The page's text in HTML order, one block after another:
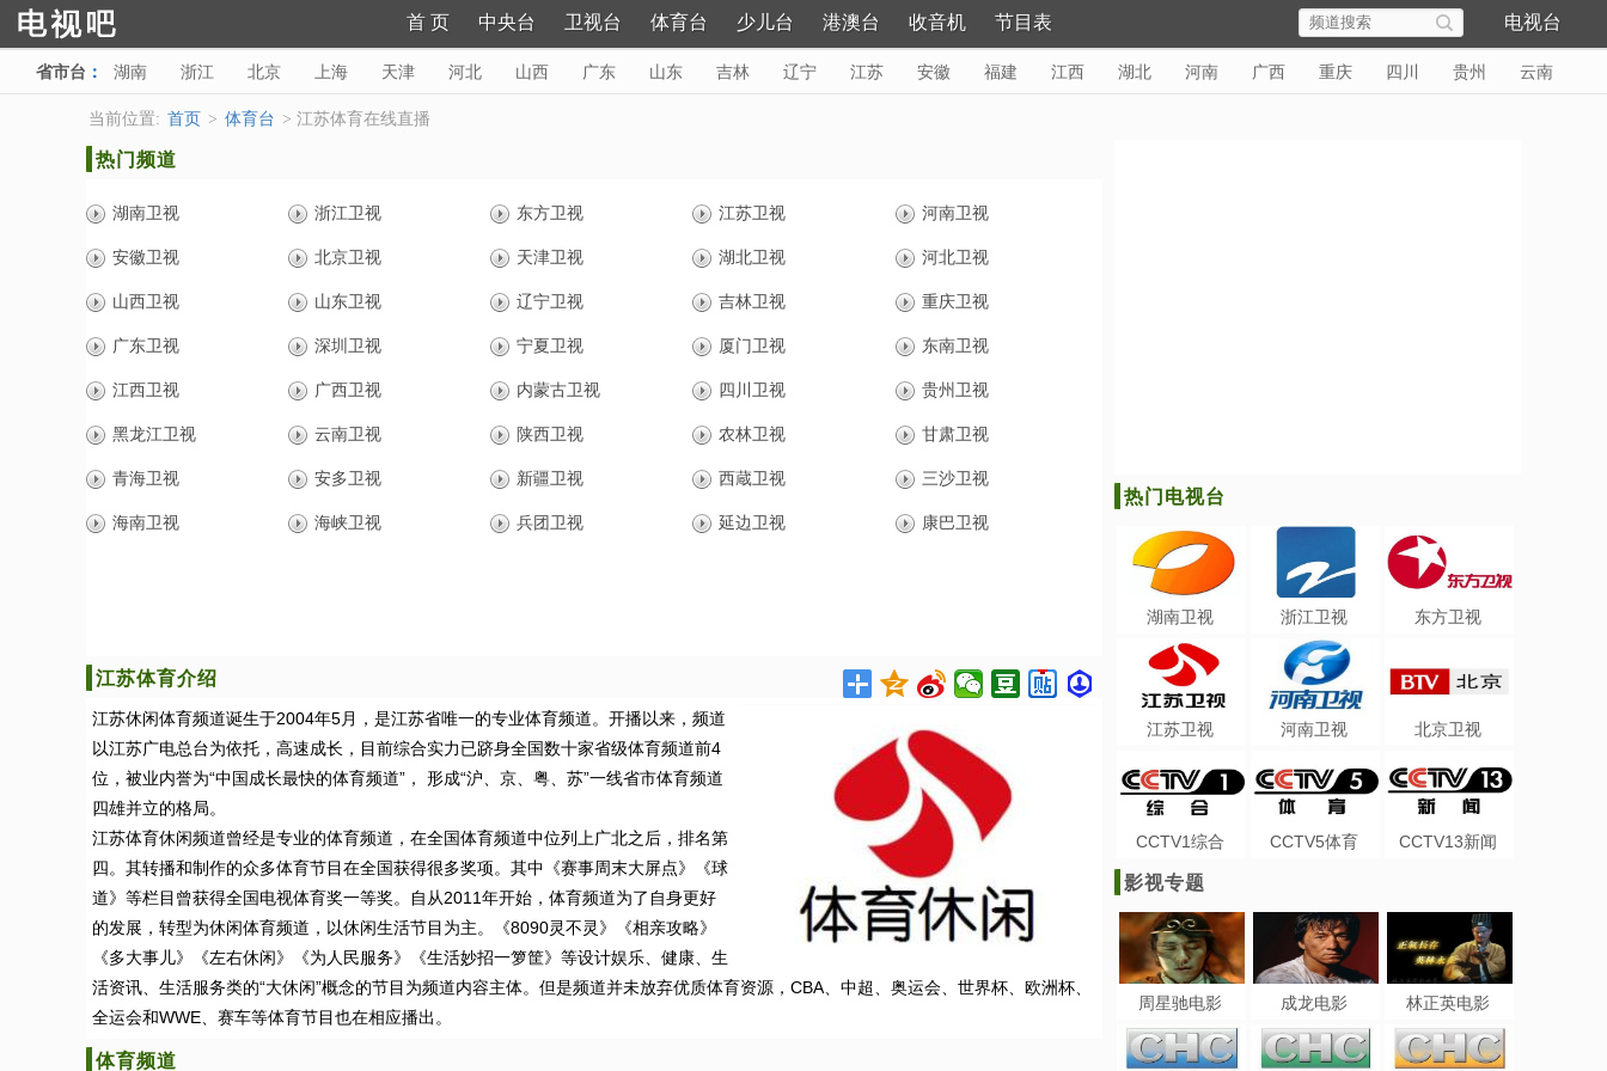
首 页 中央台 卫视台 体育台 少儿台 港澳台 收音机 节目表 电视台
省市台 ： 湖南 浙江 北京 上海 天津 河北 山西 广东 山东 吉林 辽宁 江苏 安徽 福建 江西 湖北 河南 广西 重庆 四川 贵州 云南
甘肃 青海 宁夏 新疆 海南
当前位置: 首页 > 体育台 > 江苏体育在线直播
热门频道
湖南卫视 浙江卫视 东方卫视 江苏卫视 河南卫视
安徽卫视 北京卫视 天津卫视 湖北卫视 河北卫视
山西卫视 山东卫视 辽宁卫视 吉林卫视 重庆卫视
广东卫视 深圳卫视 宁夏卫视 厦门卫视 东南卫视
江西卫视 广西卫视 内蒙古卫视 四川卫视 贵州卫视
黑龙江卫视 云南卫视 陕西卫视 农林卫视 甘肃卫视
青海卫视 安多卫视 新疆卫视 西蔵卫视 三沙卫视
海南卫视 海峡卫视 兵团卫视 延边卫视 康巴卫视
江苏体育介绍
江苏休闲体育频道诞生于2004年5月，是江苏省唯一的专业体育频道。开播以来，频道
以江苏广电总台为依托，高速成长，目前综合实力已跻身全国数十家省级体育频道前4
位，被业内誉为“中国成长最快的体育频道”， 形成“沪、京、粤、苏”一线省市体育频道
四雄并立的格局。
江苏体育休闲频道曾经是专业的体育频道，在全国体育频道中位列上广北之后，排名第
四。其转播和制作的众多体育节目在全国获得很多奖项。其中《赛事周末大屏点》《球
道》等栏目曾获得全国电视体育奖一等奖。自从2011年开始，体育频道为了自身更好
的发展，转型为休闲体育频道，以休闲生活节目为主。《8090灵不灵》《相亲攻略》
《多大事儿》《左右休闲》《为人民服务》《生活妙招一箩筐》等设计娱乐、健康、生
活资讯、生活服务类的“大休闲”概念的节目为频道内容主体。但是频道并未放弃优质体育资源，CBA、中超、奥运会、世界杯、欧洲杯、
全运会和WWE、赛车等体育节目也在相应播出。
体育频道
热门电视台
湖南卫视 浙江卫视 东方卫视
江苏卫视 河南卫视 北京卫视
CCTV1综合 CCTV5体育 CCTV13新闻
影视专题
周星驰电影 成龙电影 林正英电影